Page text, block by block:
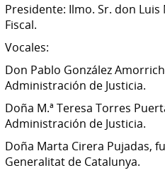
Presidente: Ilmo. Sr. don
Fiscal.
Vocales:
Don Pablo González
Administración de Justicia.
Doña M.ª Teresa Torres
Administración de Justicia.
Doña Marta Cirera Pujadas,
Generalitat de Catalunya.